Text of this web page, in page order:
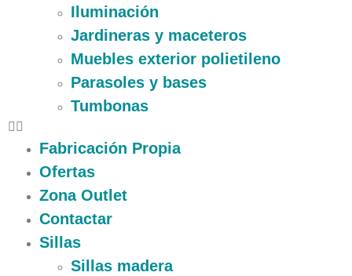
Iluminación
Jardineras y maceteros
Muebles exterior polietileno
Parasoles y bases
Tumbonas
Fabricación Propia
Ofertas
Zona Outlet
Contactar
Sillas
Sillas madera